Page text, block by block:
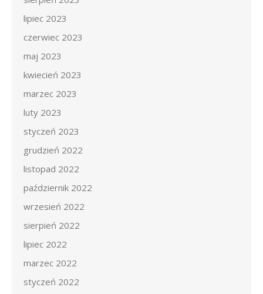
lipiec 2023
czerwiec 2023
maj 2023
kwiecień 2023
marzec 2023
luty 2023
styczeń 2023
grudzień 2022
listopad 2022
październik 2022
wrzesień 2022
sierpień 2022
lipiec 2022
marzec 2022
styczeń 2022